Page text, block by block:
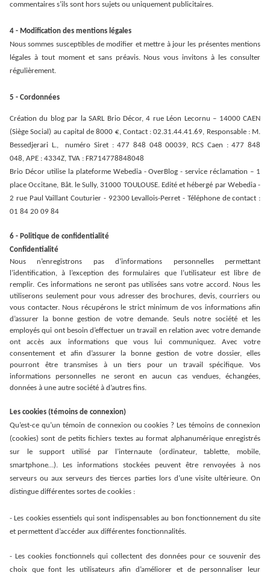
commentaires s’ils sont hors sujets ou uniquement publicitaires.
4 - Modification des mentions légales
Nous sommes susceptibles de modifier et mettre à jour les présentes mentions
légales à tout moment et sans préavis. Nous vous invitons à les consulter
régulièrement.
5 - Cordonnées
Création du blog par la SARL Brio Décor, 4 rue Léon Lecornu – 14000 CAEN
(Siège Social) au capital de 8000 €, Contact : 02.31.44.41.69, Responsable : M.
Bessedjerari L., numéro Siret : 477 848 048 00039, RCS Caen : 477 848
048, APE : 4334Z, TVA : FR714778848048
Brio Décor utilise la plateforme Webedia - OverBlog - service réclamation – 1
place Occitane, Bât. le Sully, 31000 TOULOUSE. Edité et hébergé par Webedia -
2 rue Paul Vaillant Couturier - 92300 Levallois-Perret - Téléphone de contact :
01 84 20 09 84
6 - Politique de confidentialité
Confidentialité
Nous n’enregistrons pas d’informations personnelles permettant
l’identification, à l’exception des formulaires que l’utilisateur est libre de
remplir. Ces informations ne seront pas utilisées sans votre accord. Nous les
utiliserons seulement pour vous adresser des brochures, devis, courriers ou
vous contacter. Nous récupérons le strict minimum de vos informations afin
d’assurer la bonne gestion de votre demande. Seuls notre société et les
employés qui ont besoin d’effectuer un travail en relation avec votre demande
ont accès aux informations que vous lui communiquez. Avec votre
consentement et afin d’assurer la bonne gestion de votre dossier, elles
pourront être transmises à un tiers pour un travail spécifique. Vos
informations personnelles ne seront en aucun cas vendues, échangées,
données à une autre société à d’autres fins.
Les cookies (témoins de connexion)
Qu’est-ce qu’un témoin de connexion ou cookies ? Les témoins de connexion
(cookies) sont de petits fichiers textes au format alphanumérique enregistrés
sur le support utilisé par l’internaute (ordinateur, tablette, mobile,
smartphone…). Les informations stockées peuvent être renvoyées à nos
serveurs ou aux serveurs des tierces parties lors d’une visite ultérieure. On
distingue différentes sortes de cookies :
- Les cookies essentiels qui sont indispensables au bon fonctionnement du site
et permettent d’accéder aux différentes fonctionnalités.
- Les cookies fonctionnels qui collectent des données pour ce souvenir des
choix que font les utilisateurs afin d’améliorer et de personnaliser leur